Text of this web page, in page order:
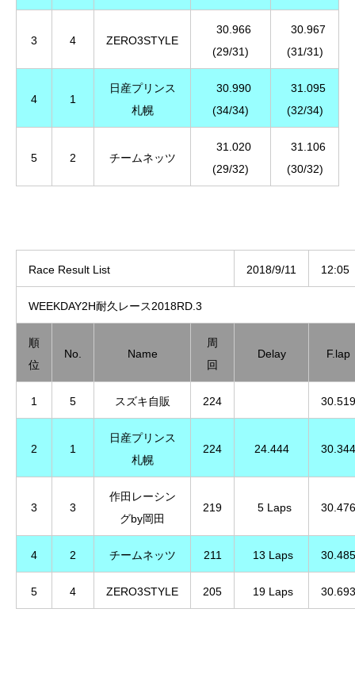
3 4 ZERO3STYLE
30.966
(29/31)
30.967
(31/31)
4 1
日産プリンス
札幌
30.990
(34/34)
31.095
(32/34)
5 2 チームネッツ
31.020
(29/32)
31.106
(30/32)
Race Result List 2018/9/11 12:05
WEEKDAY2H耐久レース2018RD.3
順
位
No. Name
周
回
Delay F.lap
1 5 スズキ自販 224 30.519
2 1
日産プリンス
札幌
224 24.444 30.344
3 3
作田レーシン
グby岡田
219 5 Laps 30.476
4 2 チームネッツ 211 13 Laps 30.485
5 4 ZERO3STYLE 205 19 Laps 30.693